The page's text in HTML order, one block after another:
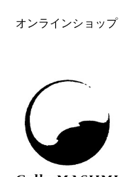
オンラインショップ